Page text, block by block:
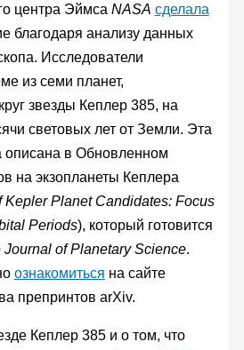
центра Эймса NASA сделала
благодаря анализу данных
Исследователи
из семи планет,
звезды Кеплер 385, на
световых лет от Земли. Эта
описана в Обновленном
на экзопланеты Кеплера
Kepler Planet Candidates: Focus
Periods), который готовится
Journal of Planetary Science.
ознакомиться на сайте
препринтов arXiv.
Кеплер 385 и о том, что